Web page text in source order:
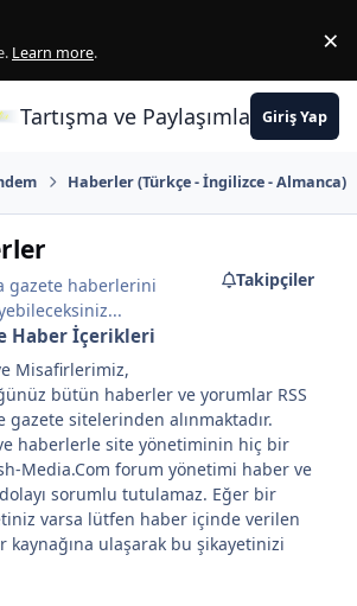
Learn more. ×
Tartışma ve PaylaşımlarınGiriş Yap
Haberler (Türkçe - İngilizce - Almanca)
gazete haberlerini
Takipçiler
Haber İçerikleri
Misafirlerimiz,
bütün haberler ve yorumlar RSS
gazete sitelerinden alınmaktadır.
ve haberlerle site yönetiminin hiç bir
Media.Com forum yönetimi haber ve
sorumlu tutulamaz. Eğer bir
varsa lütfen haber içinde verilen
kaynağına ulaşarak bu şikayetinizi